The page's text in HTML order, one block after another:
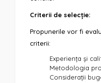
Criterii de selecție:
Propunerile vor fi
criterii:
Experiența și
Metodologia
Considerații